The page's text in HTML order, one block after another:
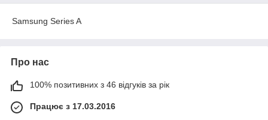
Samsung Series A
Про нас
100% позитивних з 46 відгуків за рік
Працює з 17.03.2016